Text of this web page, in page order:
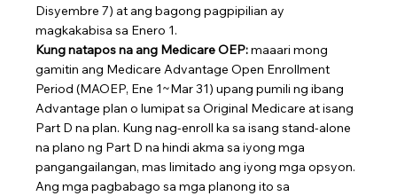
Disyembre 7) at ang bagong pagpipilian ay
magkakabisa sa Enero 1.
Kung natapos na ang Medicare OEP: maaari mong
gamitin ang Medicare Advantage Open Enrollment
Period (MAOEP, Ene 1~Mar 31) upang pumili ng ibang
Advantage plan o lumipat sa Original Medicare at isang
Part D na plan. Kung nag-enroll ka sa isang stand-alone
na plano ng Part D na hindi akma sa iyong mga
pangangailangan, mas limitado ang iyong mga opsyon.
Ang mga pagbabago sa mga planong ito sa